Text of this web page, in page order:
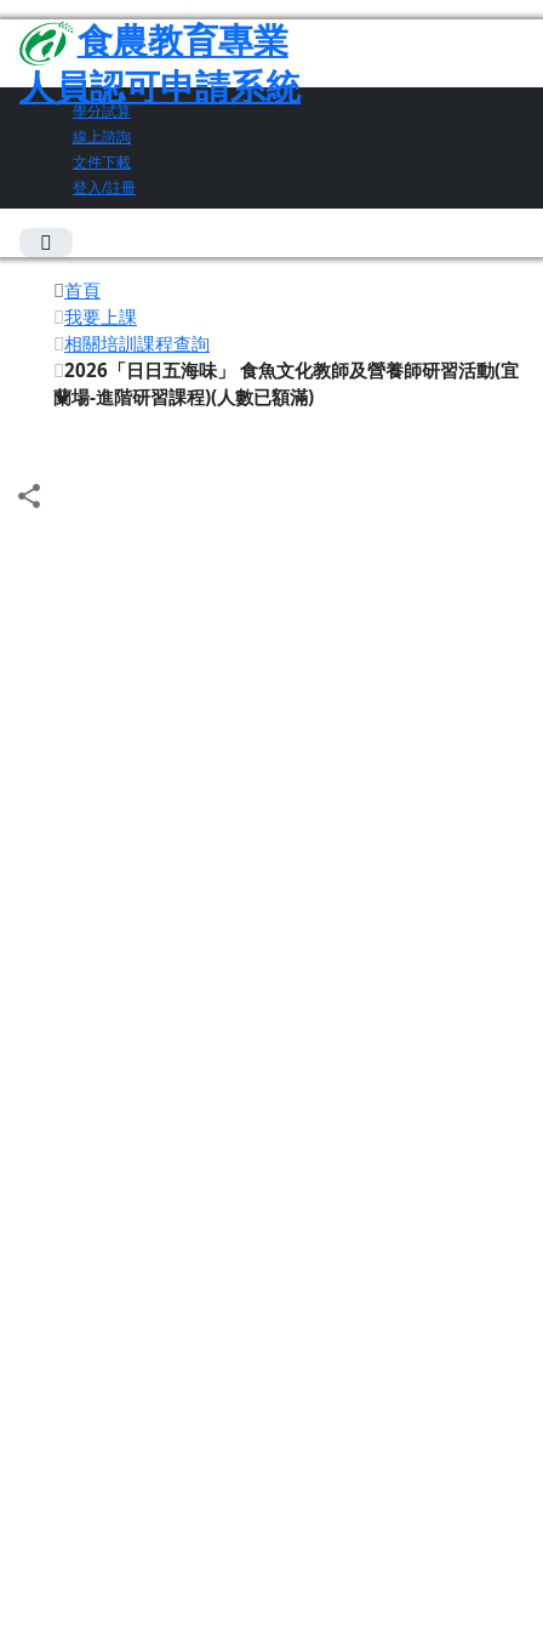
食農教育專業
人員認可申請系統
學分試算
線上諮詢
文件下載
登入/註冊
首頁
我要上課
相關培訓課程查詢
2026「日日五海味」 食魚文化教師及營養師研習活動(宜
蘭場-進階研習課程)(人數已額滿)
share